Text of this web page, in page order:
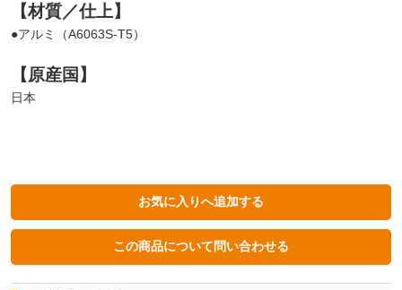
【材質／仕上】
●アルミ（A6063S-T5）
【原産国】
日本